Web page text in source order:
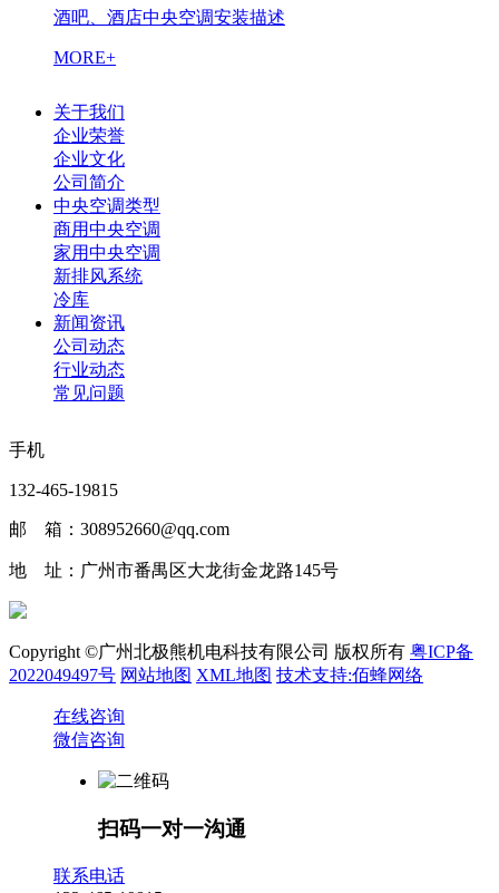
酒吧、酒店中央空调安装描述
MORE+
关于我们
企业荣誉
企业文化
公司简介
中央空调类型
商用中央空调
家用中央空调
新排风系统
冷库
新闻资讯
公司动态
行业动态
常见问题
手机
132-465-19815
邮 箱：308952660@qq.com
地 址：广州市番禺区大龙街金龙路145号
Copyright ©广州北极熊机电科技有限公司 版权所有 粤ICP备
2022049497号 网站地图 XML地图 技术支持:佰蜂网络
在线咨询
微信咨询
扫码一对一沟通
联系电话